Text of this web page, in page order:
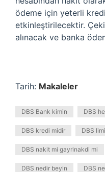
ödeme için yeterli
etkinleştirilecektir.
alınacak ve banka
Tarih: Makaleler
DBS Bank kimin DBS
DBS kredi midir DBS
DBS nakit mi gayrinakdi mi
DBS nedir beyin DBS